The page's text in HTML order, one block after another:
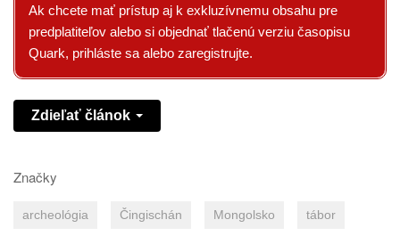
Ak chcete mať prístup aj k exkluzívnemu obsahu pre
predplatiteľov alebo si objednať tlačenú verziu časopisu
Quark, prihláste sa alebo zaregistrujte.
Zdieľať článok
Značky
archeológia Čingischán Mongolsko tábor